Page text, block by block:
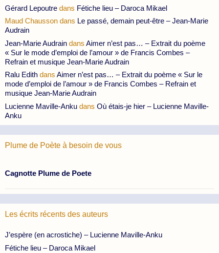
Gérard Lepoutre dans Fétiche lieu – Daroca Mikael
Maud Chausson dans Le passé, demain peut-être – Jean-Marie
Audrain
Jean-Marie Audrain dans Aimer n’est pas… – Extrait du poème
« Sur le mode d’emploi de l’amour » de Francis Combes –
Refrain et musique Jean-Marie Audrain
Ralu Edith dans Aimer n’est pas… – Extrait du poème « Sur le
mode d’emploi de l’amour » de Francis Combes – Refrain et
musique Jean-Marie Audrain
Lucienne Maville-Anku dans Où étais-je hier – Lucienne Maville-
Anku
Plume de Poète à besoin de vous
Cagnotte Plume de Poete
Les écrits récents des auteurs
J’espère (en acrostiche) – Lucienne Maville-Anku
Fétiche lieu – Daroca Mikael